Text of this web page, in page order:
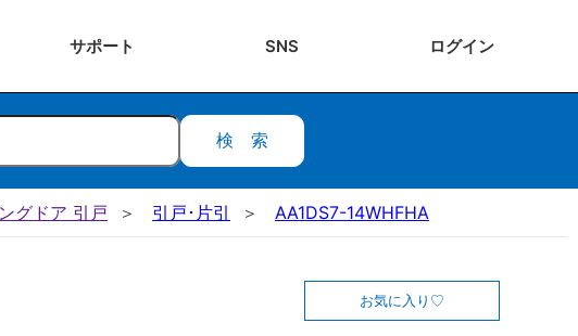
サポート SNS ログイン
検索
グドア 引戸 引戸･片引 AA1DS7-14WHFHA
お気に入り